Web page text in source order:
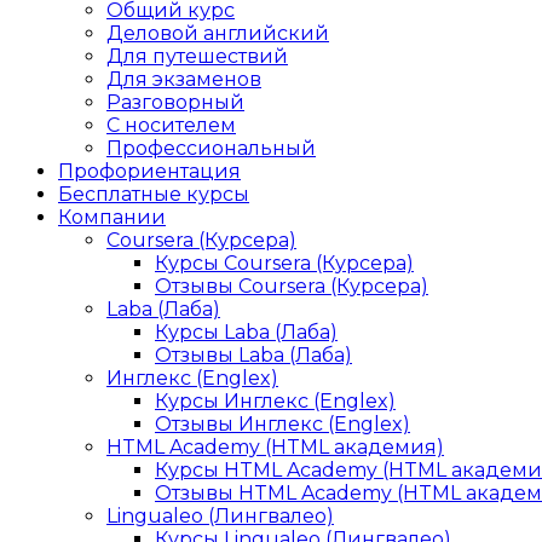
Общий курс
Деловой английский
Для путешествий
Для экзаменов
Разговорный
С носителем
Профессиональный
Профориентация
Бесплатные курсы
Компании
Coursera (Курсера)
Курсы Coursera (Курсера)
Отзывы Coursera (Курсера)
Laba (Лаба)
Курсы Laba (Лаба)
Отзывы Laba (Лаба)
Инглекс (Englex)
Курсы Инглекс (Englex)
Отзывы Инглекс (Englex)
HTML Academy (HTML академия)
Курсы HTML Academy (HTML
Отзывы HTML Academy (HTML
Lingualeo (Лингвалео)